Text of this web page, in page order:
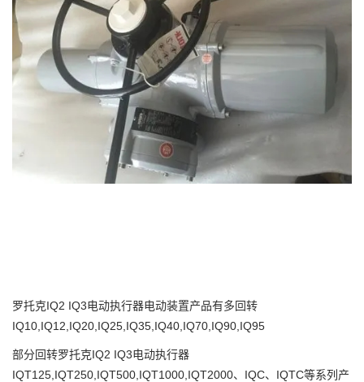
罗托克IQ2 IQ3电动执行器电动装置产品有多回转
IQ10,IQ12,IQ20,IQ25,IQ35,IQ40,IQ70,IQ90,IQ95
部分回转罗托克IQ2 IQ3电动执行器
IQT125,IQT250,IQT500,IQT1000,IQT2000、IQC、IQTC等系列产